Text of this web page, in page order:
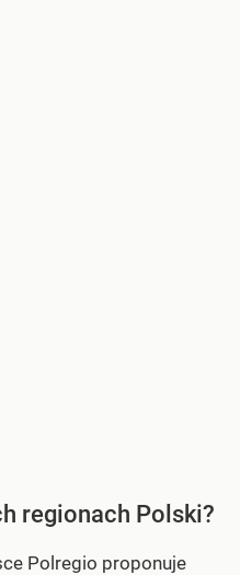
regionach Polski?
Polregio proponuje